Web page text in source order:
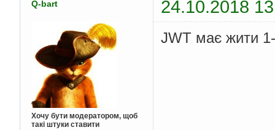
Q-bart 24.10.2018
Хочу бути модератором, щоб
такі штуки ставити
JWT має жити